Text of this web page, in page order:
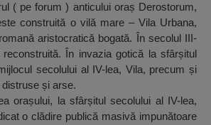
( pe forum ) anticului oraș Derostorum,
construită o vilă mare – Vila Urbana,
aristocratică bogată. În secolul III-
În invazia gotică la sfârșitul
secolului al IV-lea, Vila, precum și
și arse.
orașului, la sfârșitul secolului al IV-lea,
o clădire publică masivă impunătoare